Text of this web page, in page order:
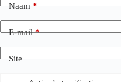
Naam*
E-mail*
Site